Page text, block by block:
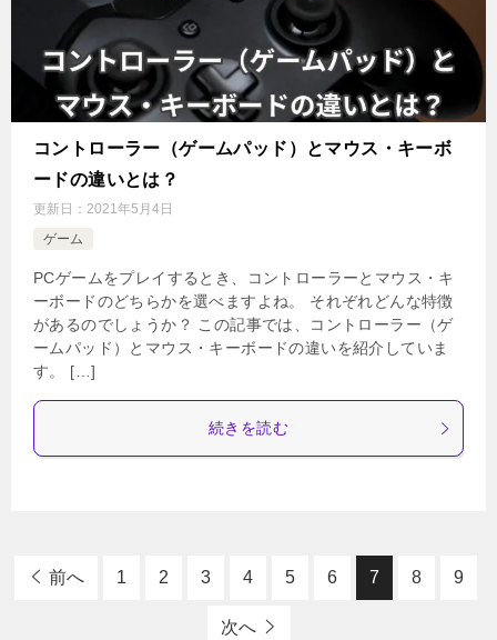
コントローラー（ゲームパッド）とマウス・キーボ
ードの違いとは？
更新日： 2021年5月4日
ゲーム
PCゲームをプレイするとき、コントローラーとマウス・キ
ーボードのどちらかを選べますよね。 それぞれどんな特徴
があるのでしょうか？ この記事では、コントローラー（ゲ
ームパッド）とマウス・キーボードの違いを紹介していま
す。 […]
続きを読む
前へ 1 2 3 4 5 6 7 8 9
次へ